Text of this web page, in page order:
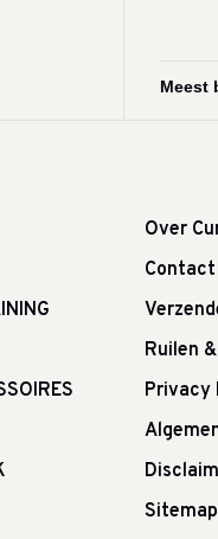
Over
Ruilen
Privacy
Sitemap